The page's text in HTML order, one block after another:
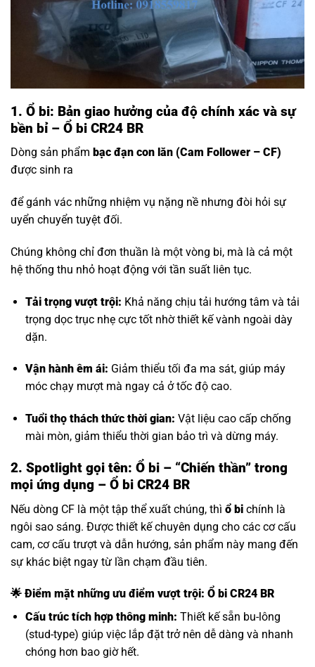
1. Ổ bi: Bản giao hưởng của độ chính xác và sự
bền bỉ – Ổ bi CR24 BR
Dòng sản phẩm bạc đạn con lăn (Cam Follower – CF)
được sinh ra
để gánh vác những nhiệm vụ nặng nề nhưng đòi hỏi sự
uyển chuyển tuyệt đối.
Chúng không chỉ đơn thuần là một vòng bi, mà là cả một
hệ thống thu nhỏ hoạt động với tần suất liên tục.
Tải trọng vượt trội: Khả năng chịu tải hướng tâm và tải
trọng dọc trục nhẹ cực tốt nhờ thiết kế vành ngoài dày
dặn.
Vận hành êm ái: Giảm thiểu tối đa ma sát, giúp máy
móc chạy mượt mà ngay cả ở tốc độ cao.
Tuổi thọ thách thức thời gian: Vật liệu cao cấp chống
mài mòn, giảm thiểu thời gian bảo trì và dừng máy.
2. Spotlight gọi tên: Ổ bi – “Chiến thần” trong
mọi ứng dụng – Ổ bi CR24 BR
Nếu dòng CF là một tập thể xuất chúng, thì ổ bi chính là
ngôi sao sáng. Được thiết kế chuyên dụng cho các cơ cấu
cam, cơ cấu trượt và dẫn hướng, sản phẩm này mang đến
sự khác biệt ngay từ lần chạm đầu tiên.
🌟 Điểm mặt những ưu điểm vượt trội: Ổ bi CR24 BR
Cấu trúc tích hợp thông minh: Thiết kế sẵn bu-lông
(stud-type) giúp việc lắp đặt trở nên dễ dàng và nhanh
chóng hơn bao giờ hết.